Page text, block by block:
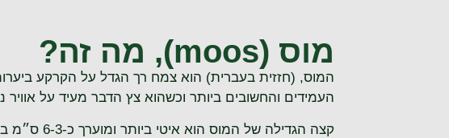
מוס (moos), מה זה?
המוס, (חזזית בעברית) הוא צמח רך הגדל על הקרקע
העמידים והחשובים ביותר וכשהוא צץ הדבר מעיד על אוויר
קצה הגדילה של המוס הוא איטי ביותר ומוערך כ-6-3 ס״מ בשנה ולכן היכולת לסחור בו מוגבל.